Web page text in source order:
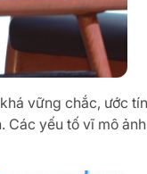
vững chắc, ước
yếu tố vĩ mô